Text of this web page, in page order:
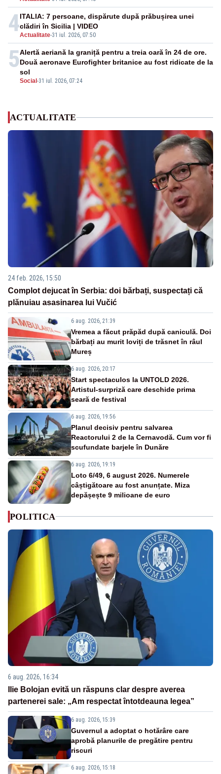
4Actualitate-31 iul. 2026, 07:50
ITALIA: 7 persoane, dispărute după prăbușirea unei
clădiri în Sicilia | VIDEO
5
Social -31 iul. 2026, 07:24
Alertă aeriană la graniță pentru a treia oară în 24 de ore.
Două aeronave Eurofighter britanice au fost ridicate de la
sol
ACTUALITATE
24 feb. 2026, 15:50
Complot dejucat în Serbia: doi bărbați, suspectați că
plănuiau asasinarea lui Vučić
6 aug. 2026, 21:39
Vremea a făcut prăpăd după caniculă. Doi
bărbați au murit loviți de trăsnet în râul
Mureș
6 aug. 2026, 20:17
Start spectaculos la UNTOLD 2026.
Artistul-surpriză care deschide prima
seară de festival
6 aug. 2026, 19:56
Planul decisiv pentru salvarea
Reactorului 2 de la Cernavodă. Cum vor fi
scufundate barjele în Dunăre
6 aug. 2026, 19:19
Loto 6/49, 6 august 2026. Numerele
câștigătoare au fost anunțate. Miza
depășește 9 milioane de euro
POLITICA
6 aug. 2026, 16:34
Ilie Bolojan evită un răspuns clar despre averea
partenerei sale: „Am respectat întotdeauna legea”
6 aug. 2026, 15:39
Guvernul a adoptat o hotărâre care
aprobă planurile de pregătire pentru
riscuri
6 aug. 2026, 15:18